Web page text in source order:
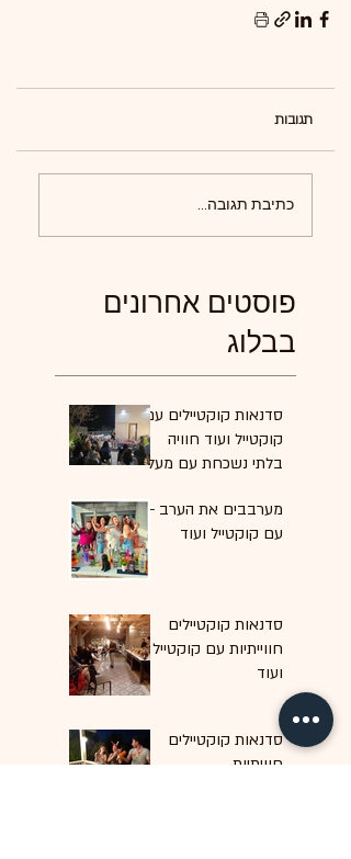
תגובות
כתיבת תגובה...
פוסטים אחרונים
בבלוג
סדנאות קוקטיילים עם
קוקטייל ועוד חוויה
בלתי נשכחת עם מעל
מערבבים את הערב -
עם קוקטייל ועוד
סדנאות קוקטיילים
חווייתיות עם קוקטייל
ועוד
סדנאות קוקטיילים
חוויתיות